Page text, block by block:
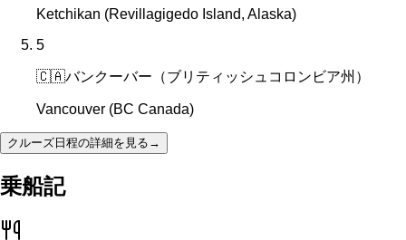
Ketchikan (Revillagigedo Island, Alaska)
5
🇨🇦バンクーバー（ブリティッシュコロンビア州）
Vancouver (BC Canada)
クルーズ日程の詳細を見る →
乗船記